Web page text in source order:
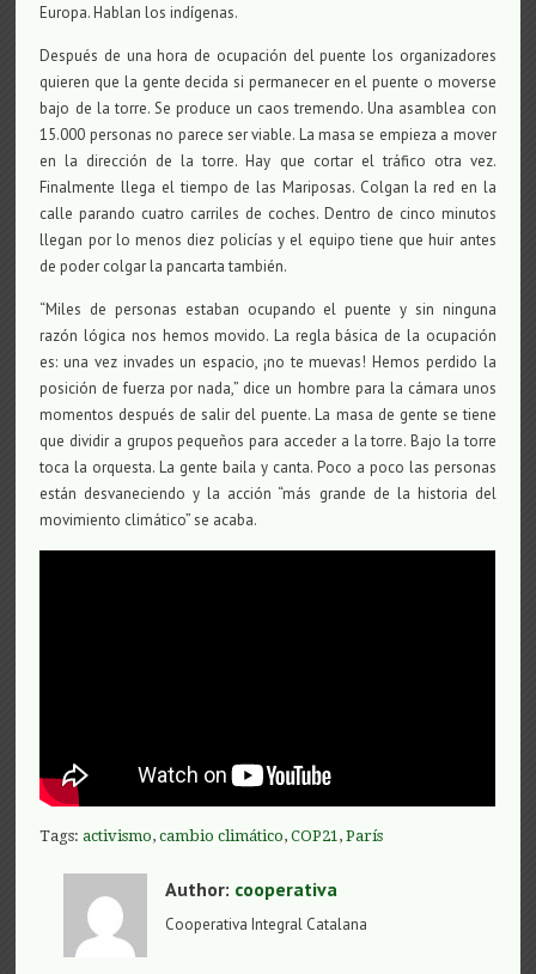
Europa. Hablan los indígenas.
Después de una hora de ocupación del puente los organizadores
quieren que la gente decida si permanecer en el puente o moverse
bajo de la torre. Se produce un caos tremendo. Una asamblea con
15.000 personas no parece ser viable. La masa se empieza a mover
en la dirección de la torre. Hay que cortar el tráfico otra vez.
Finalmente llega el tiempo de las Mariposas. Colgan la red en la
calle parando cuatro carriles de coches. Dentro de cinco minutos
llegan por lo menos diez policías y el equipo tiene que huir antes
de poder colgar la pancarta también.
“Miles de personas estaban ocupando el puente y sin ninguna
razón lógica nos hemos movido. La regla básica de la ocupación
es: una vez invades un espacio, ¡no te muevas! Hemos perdido la
posición de fuerza por nada,” dice un hombre para la cámara unos
momentos después de salir del puente. La masa de gente se tiene
que dividir a grupos pequeños para acceder a la torre. Bajo la torre
toca la orquesta. La gente baila y canta. Poco a poco las personas
están desvaneciendo y la acción “más grande de la historia del
movimiento climático” se acaba.
Tags:activismo,cambio climático,COP21,París
Author: cooperativa
Cooperativa Integral Catalana